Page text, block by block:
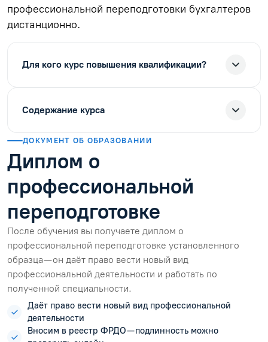
профессиональной переподготовки бухгалтеров
дистанционно.
Для кого курс повышения квалификации?
Содержание курса
ДОКУМЕНТ ОБ ОБРАЗОВАНИИ
Диплом о
профессиональной
переподготовке
После обучения вы получаете диплом о
профессиональной переподготовке установленного
образца — он даёт право вести новый вид
профессиональной деятельности и работать по
полученной специальности.
Даёт право вести новый вид профессиональной
деятельности
Вносим в реестр ФРДО — подлинность можно